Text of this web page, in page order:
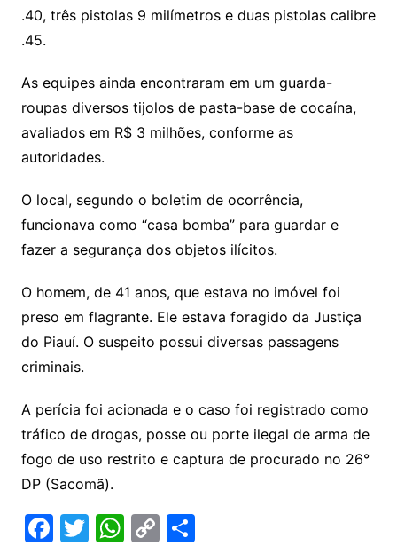
.40, três pistolas 9 milímetros e duas pistolas calibre
.45.
As equipes ainda encontraram em um guarda-
roupas diversos tijolos de pasta-base de cocaína,
avaliados em R$ 3 milhões, conforme as
autoridades.
O local, segundo o boletim de ocorrência,
funcionava como “casa bomba” para guardar e
fazer a segurança dos objetos ilícitos.
O homem, de 41 anos, que estava no imóvel foi
preso em flagrante. Ele estava foragido da Justiça
do Piauí. O suspeito possui diversas passagens
criminais.
A perícia foi acionada e o caso foi registrado como
tráfico de drogas, posse ou porte ilegal de arma de
fogo de uso restrito e captura de procurado no 26°
DP (Sacomã).
F T W C S